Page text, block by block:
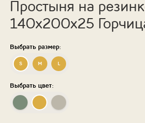
Простыня на
140х200х25
Выбрать размер:
S M L
Выбрать цвет: